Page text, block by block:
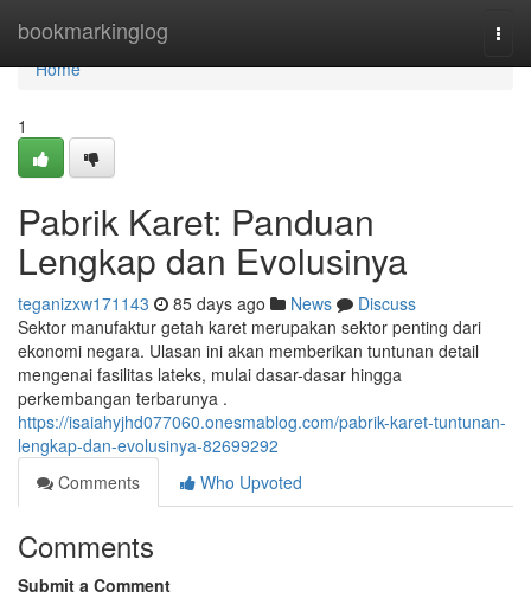
bookmarkinglog
Home
Home
1
Pabrik Karet: Panduan
Lengkap dan Evolusinya
teganizxw171143 85 days ago News
Discuss
Sektor manufaktur getah karet merupakan sektor penting dari
ekonomi negara. Ulasan ini akan memberikan tuntunan detail
mengenai fasilitas lateks, mulai dasar-dasar hingga
perkembangan terbarunya .
https://isaiahyjhd077060.onesmablog.com/pabrik-karet-tuntunan-
lengkap-dan-evolusinya-82699292
Comments
Who Upvoted
Comments
Submit a Comment